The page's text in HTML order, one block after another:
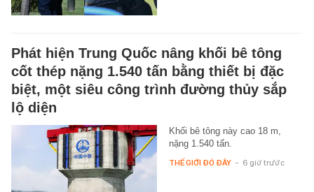
Phát hiện Trung Quốc nâng khối bê tông
cốt thép nặng 1.540 tấn bằng thiết bị đặc
biệt, một siêu công trình đường thủy sắp
lộ diện
Khối bê tông này cao 18 m,
nặng 1.540 tấn.
THẾ GIỚI ĐÓ ĐÂY - 6 giờ trước